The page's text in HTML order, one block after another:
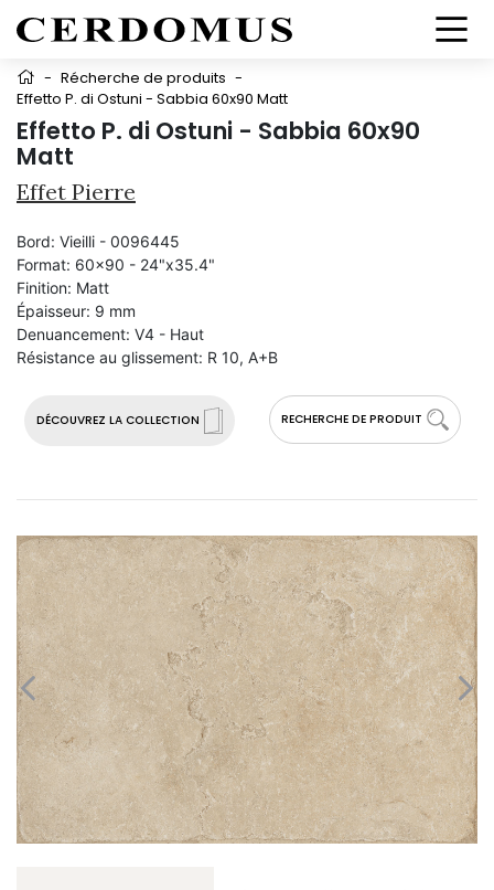
- Récherche de produits -
Effetto P. di Ostuni - Sabbia 60x90 Matt
Effetto P. di Ostuni - Sabbia 60x90
Matt
Effet Pierre
DÉCOUVREZ LA COLLECTION RECHERCHE DE PRODUIT
Bord: Vieilli - 0096445
Format: 60x90 - 24"x35.4"
Finition: Matt
Épaisseur: 9 mm
Denuancement: V4 - Haut
Résistance au glissement: R 10, A+B